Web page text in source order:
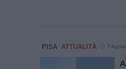
PISA ATTUALITÀ 7